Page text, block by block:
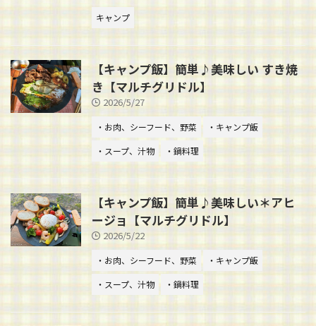
キャンプ
【キャンプ飯】簡単♪美味しい すき焼
き【マルチグリドル】
2026/5/27
・お肉、シーフード、野菜
・キャンプ飯
・スープ、汁物
・鍋料理
【キャンプ飯】簡単♪美味しい＊アヒ
ージョ【マルチグリドル】
2026/5/22
・お肉、シーフード、野菜
・キャンプ飯
・スープ、汁物
・鍋料理